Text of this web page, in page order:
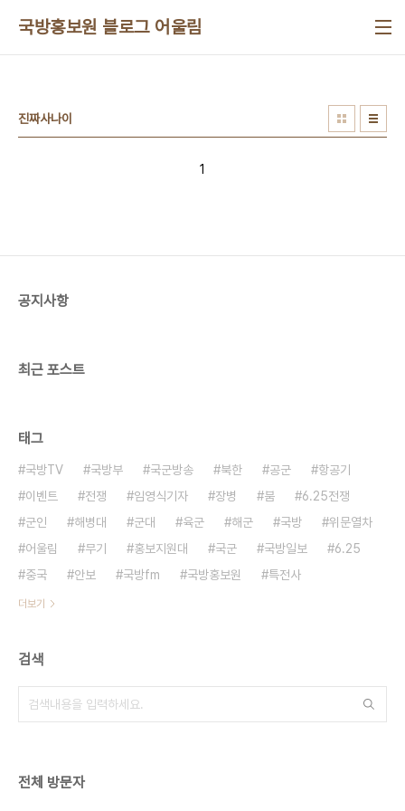
국방홍보원 블로그 어울림
진짜사나이
1
공지사항
최근 포스트
태그
국방TV 국방부 국군방송 북한 공군
항공기
이벤트
전쟁 임영식기자 장병 붐
6.25전쟁
군인
해병대 군대 육군 해군 국방
위문열차
어울림
무기 홍보지원대 국군 국방일보
6.25
중국
안보 국방fm 국방홍보원 특전사
더보기
검색
전체 방문자